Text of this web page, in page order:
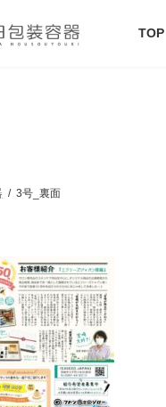
TOP
3号_裏面